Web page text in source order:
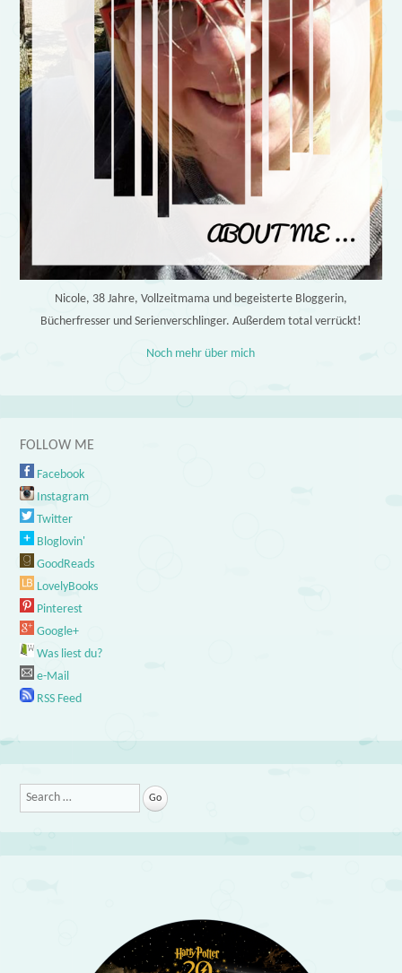
Nicole, 38 Jahre, Vollzeitmama und begeisterte Bloggerin,
Bücherfresser und Serienverschlinger. Außerdem total verrückt!
Noch mehr über mich
FOLLOW ME
Facebook
Instagram
Twitter
Bloglovin'
GoodReads
LovelyBooks
Pinterest
Google+
Was liest du?
e-Mail
RSS Feed
Search